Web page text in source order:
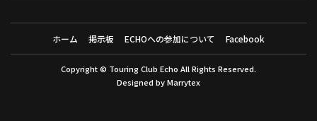
ホーム 掲示板 ECHOへの参加について Facebook
Copyright © Touring Club Echo All Rights Reserved.
Designed byMarrytex